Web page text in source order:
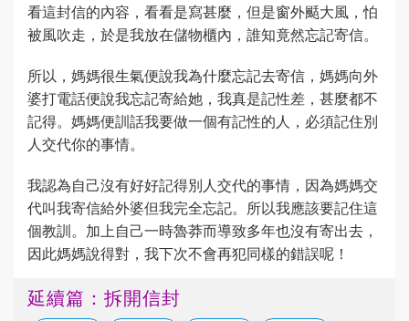
看這封信的內容，看看是寫甚麼，但是窗外颳大風，怕
被風吹走，於是我放在儲物櫃內，誰知竟然忘記寄信。
所以，媽媽很生氣便說我為什麼忘記去寄信，媽媽向外
婆打電話便說我忘記寄給她，我真是記性差，甚麼都不
記得。媽媽便訓話我要做一個有記性的人，必須記住別
人交代你的事情。
我認為自己沒有好好記得別人交代的事情，因為媽媽交
代叫我寄信給外婆但我完全忘記。所以我應該要記住這
個教訓。加上自己一時魯莽而導致多年也沒有寄出去，
因此媽媽說得對，我下次不會再犯同樣的錯誤呢！
延續篇：拆開信封